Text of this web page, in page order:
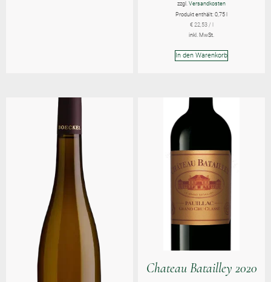
zzgl. Versandkosten
Produkt enthält: 0,75
€22,53/
inkl. MwSt.
In den Warenkorb
Chateau Batailley 2020